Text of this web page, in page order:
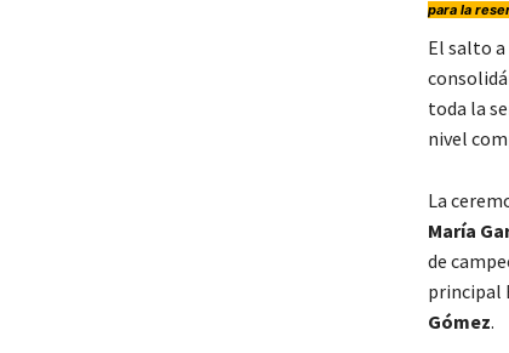
para la
El salto
toda la
nivel
La
María
de
principal
Gómez.